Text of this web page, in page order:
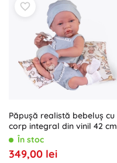
Păpușă realistă bebeluș cu
corp integral din vinil 42 cm
de la ANTONIO JUAN
În stoc
349,00 lei